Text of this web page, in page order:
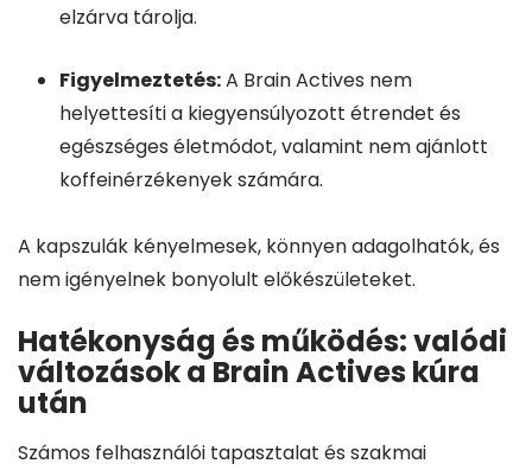
elzárva tárolja.
Figyelmeztetés:A Brain Actives nem
helyettesíti a kiegyensúlyozott étrendet és
egészséges életmódot, valamint nem ajánlott
koffeinérzékenyek számára.
A kapszulák kényelmesek, könnyen adagolhatók, és
nem igényelnek bonyolult előkészületeket.
Hatékonyság és működés: valódi
változások a Brain Actives kúra
után
Számos felhasználói tapasztalat és szakmai